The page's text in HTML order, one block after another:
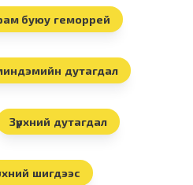
буюу геморрей
дутагдал
Зүрхний дутагдал
шигдээс